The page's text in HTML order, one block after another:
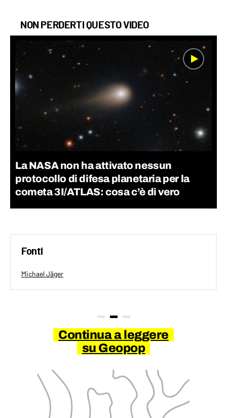
NON PERDERTI QUESTO VIDEO
La NASA non ha attivato nessun
protocollo di difesa planetaria per la
cometa 3I/ATLAS: cosa c’è di vero
Fonti
Michael Jäger
Continua a leggere
su Geopop